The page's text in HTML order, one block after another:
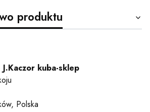
produktu
kuba-sklep
Polska